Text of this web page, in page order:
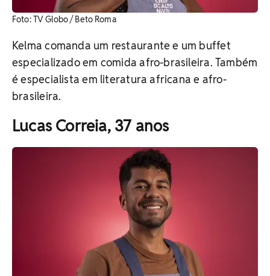
Foto: TV Globo / Beto Roma
Kelma comanda um restaurante e um buffet
especializado em comida afro-brasileira. Também
é especialista em literatura africana e afro-
brasileira.
Lucas Correia, 37 anos